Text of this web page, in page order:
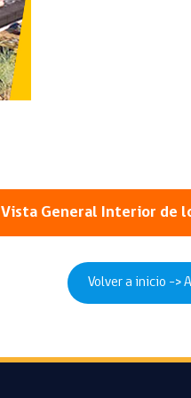
Vista General Interior de
Volver a inicio ->